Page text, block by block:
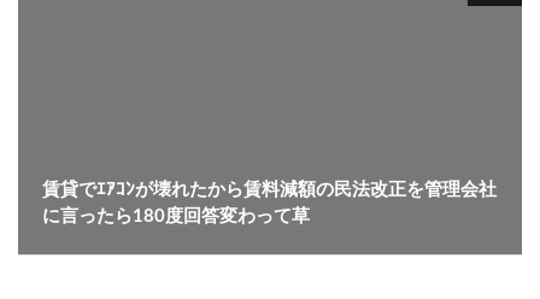
賃貸でｴｱｺﾝが壊れたから賃料減額の民法改正を管理会社
に言ったら180度回答変わって草